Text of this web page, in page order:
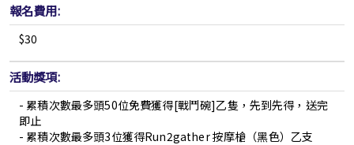
報名費用:
$30
活動獎項:
- 累積次數最多頭50位免費獲得[戰鬥碗]乙隻，先到先得，送完
即止
- 累積次數最多頭3位獲得Run2gather 按摩槍（黑色）乙支